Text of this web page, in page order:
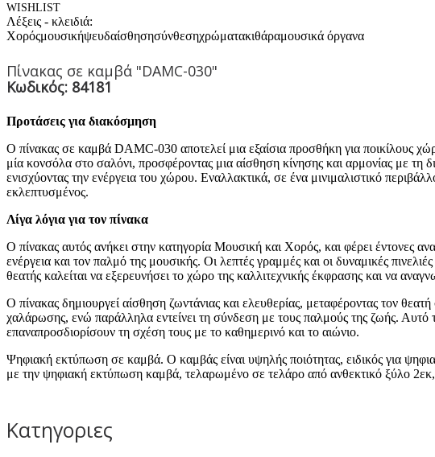
WISHLIST
Λέξεις - κλειδιά:
Χορόςμουσικήψευδαίσθησησύνθεσηχρώματακιθάραμουσικά όργανα
Πίνακας σε καμβά "DAMC-030"
Κωδικός: 84181
Προτάσεις για διακόσμηση
O πίνακας σε καμβά DAMC-030 αποτελεί μια εξαίσια προσθήκη για ποικίλους
μία κονσόλα στο σαλόνι, προσφέροντας μια αίσθηση κίνησης και αρμονίας με τη
ενισχύοντας την ενέργεια του χώρου. Εναλλακτικά, σε ένα μινιμαλιστικό
εκλεπτυσμένος.
Λίγα λόγια για τον πίνακα
Ο πίνακας αυτός ανήκει στην κατηγορία Μουσική και Χορός, και φέρει έντονες
ενέργεια και τον παλμό της μουσικής. Οι λεπτές γραμμές και οι δυναμικές
θεατής καλείται να εξερευνήσει το χώρο της καλλιτεχνικής έκφρασης και να
Ο πίνακας δημιουργεί αίσθηση ζωντάνιας και ελευθερίας, μεταφέροντας τον
χαλάρωσης, ενώ παράλληλα εντείνει τη σύνδεση με τους παλμούς της ζωής. Αυτό
επαναπροσδιορίσουν τη σχέση τους με το καθημερινό και το αιώνιο.
Ψηφιακή εκτύπωση σε καμβά. Ο καμβάς είναι υψηλής ποιότητας, ειδικός για
με την ψηφιακή εκτύπωση καμβά, τελαρωμένο σε τελάρο από ανθεκτικό ξύλο
Κατηγοριες